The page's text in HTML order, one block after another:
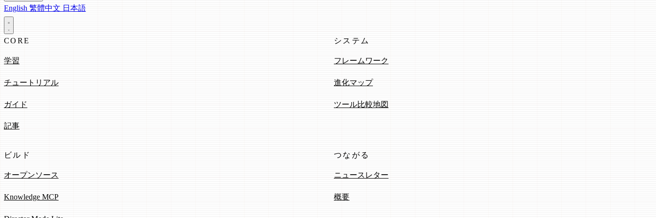
English 繁體中文 日本語
CORE
学習
チュートリアル
ガイド
記事
システム
フレームワーク
進化マップ
ツール比較地図
ビルド
オープンソース
Knowledge MCP
つながる
ニュースレター
概要